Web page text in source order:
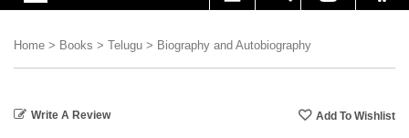
Home > Books > Telugu > Biography and Autobiography
Write A Review